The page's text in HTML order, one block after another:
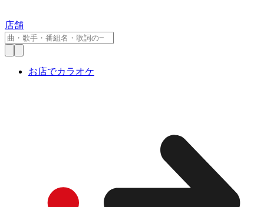
店舗
お店でカラオケ